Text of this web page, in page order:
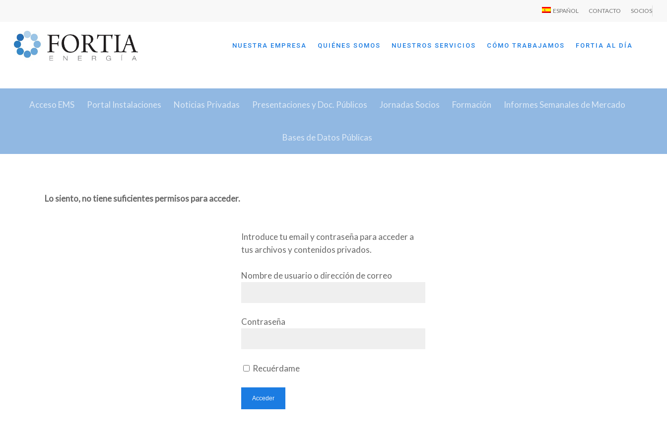
ESPAÑOL CONTACTO SOCIOS
NUESTRA EMPRESA QUIÉNES SOMOS NUESTROS SERVICIOS CÓMO TRABAJAMOS FORTIA AL DÍA
Acceso EMS Portal Instalaciones Noticias Privadas Presentaciones y Doc. Públicos Jornadas Socios Formación Informes Semanales de Mercado
Bases de Datos Públicas
Lo siento, no tiene suficientes permisos para acceder.
Introduce tu email y contraseña para acceder a
tus archivos y contenidos privados.
Nombre de usuario o dirección de correo
Contraseña
Recuérdame